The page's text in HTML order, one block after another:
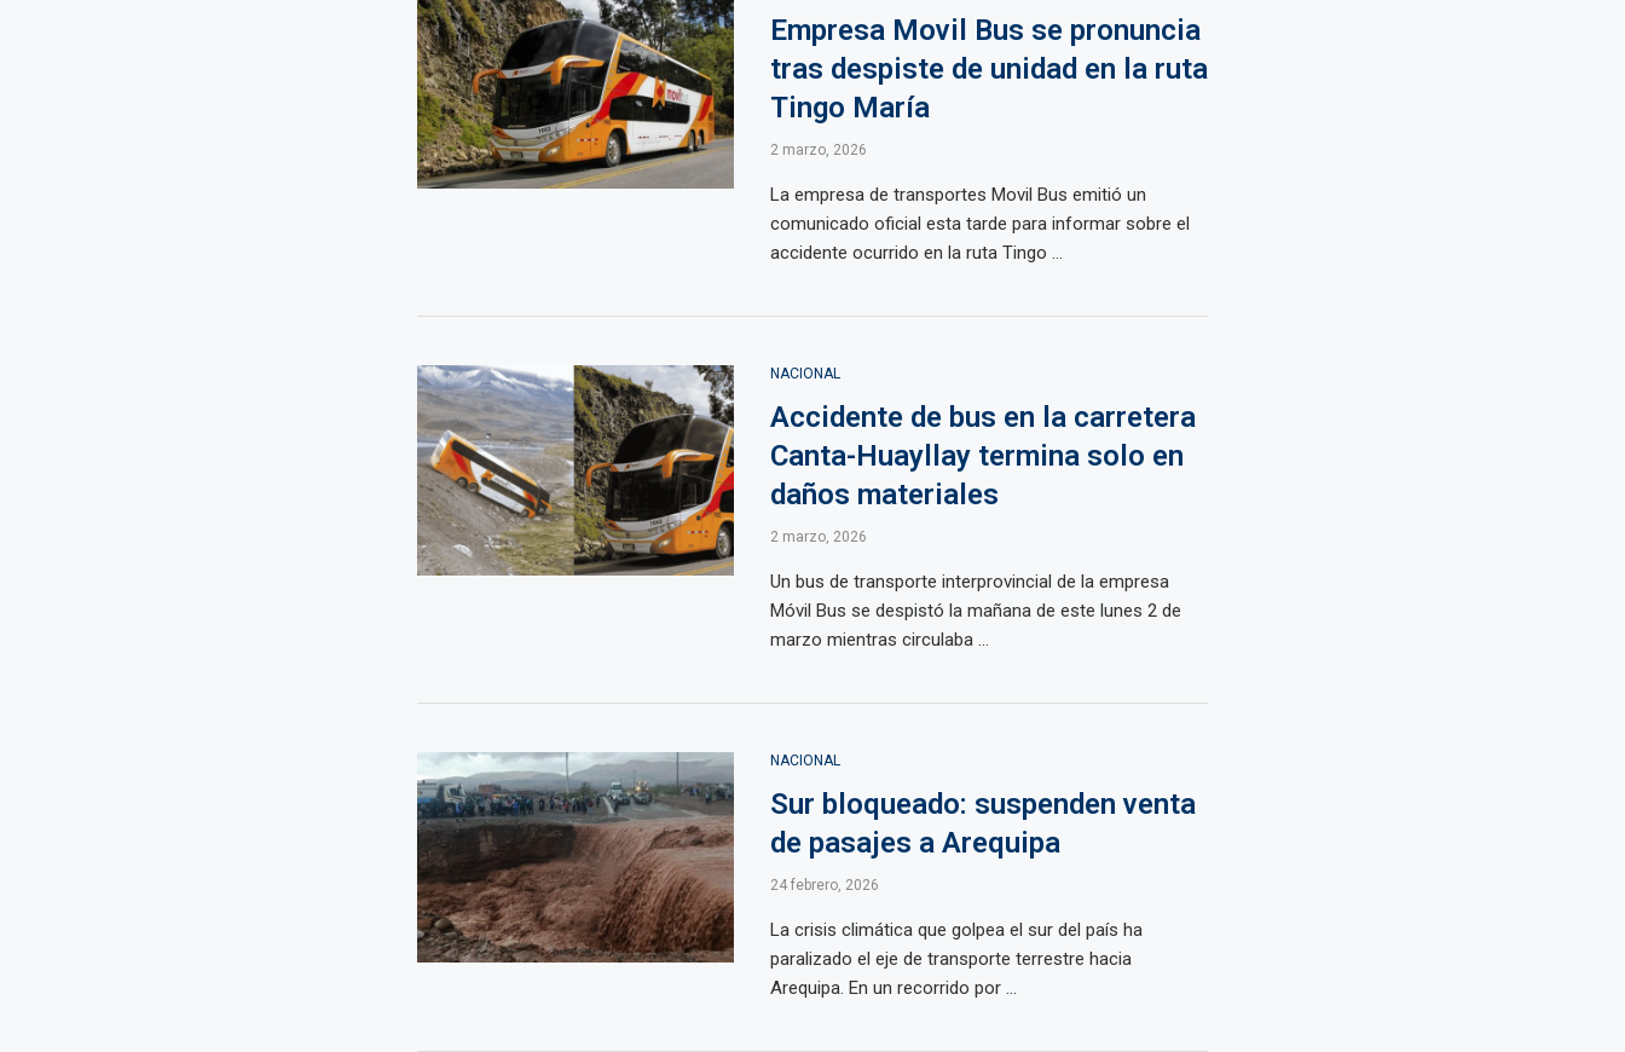
Empresa Movil Bus se pronuncia
tras despiste de unidad en la ruta
Tingo María
2 marzo, 2026
La empresa de transportes Movil Bus emitió un
comunicado oficial esta tarde para informar sobre el
accidente ocurrido en la ruta Tingo ...
NACIONAL
Accidente de bus en la carretera
Canta-Huayllay termina solo en
daños materiales
2 marzo, 2026
Un bus de transporte interprovincial de la empresa
Móvil Bus se despistó la mañana de este lunes 2 de
marzo mientras circulaba ...
NACIONAL
Sur bloqueado: suspenden venta
de pasajes a Arequipa
24 febrero, 2026
La crisis climática que golpea el sur del país ha
paralizado el eje de transporte terrestre hacia
Arequipa. En un recorrido por ...